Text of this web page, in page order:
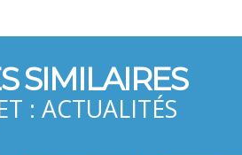
SIMILAIRES
: ACTUALITÉS